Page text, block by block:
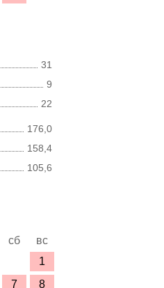
31
9
22
176,0
158,4
105,6
сб
вс
1
7 8